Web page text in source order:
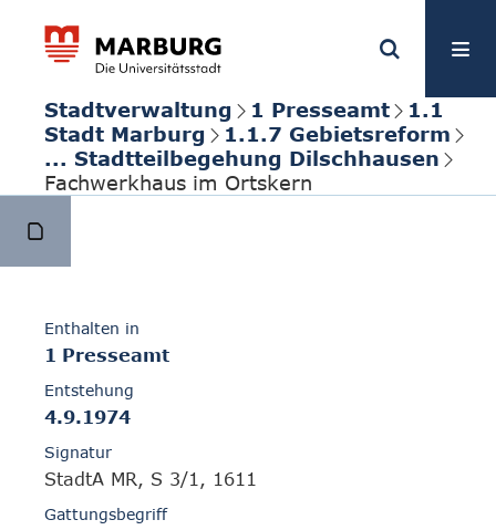
Stadtverwaltung 1 Presseamt
1.1
Stadt Marburg
1.1.7 Gebietsreform
... Stadtteilbegehung Dilschhausen
Fachwerkhaus im Ortskern
Enthalten in
1 Presseamt
Entstehung
4.9.1974
Signatur
StadtA MR, S 3/1, 1611
Gattungsbegriff